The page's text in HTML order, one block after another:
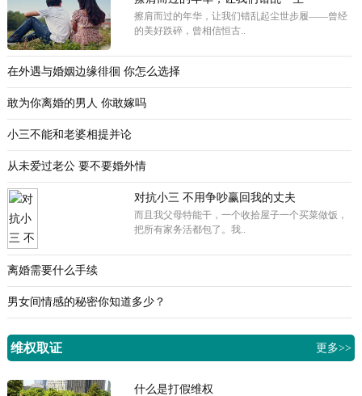
擦肩而过的年华，让我们错乱起尘世步履——曾经
的美好跌碎，曾相信恒古..
在外遇与婚姻边缘徘徊 你怎么选择
敢为你离婚的男人 你敢嫁吗
小三不能和老婆相提并论
从未爱过老公 要不要婚外情
对抗小三 不用争吵赢回我的丈夫
而且我父母特能干，一个收拾屋子一个买菜做饭，
把所有家务活都包了。我..
离婚需要什么手续
男女间情感的秘密你知道多少？
维权取证 更多>>
什么是打假维权